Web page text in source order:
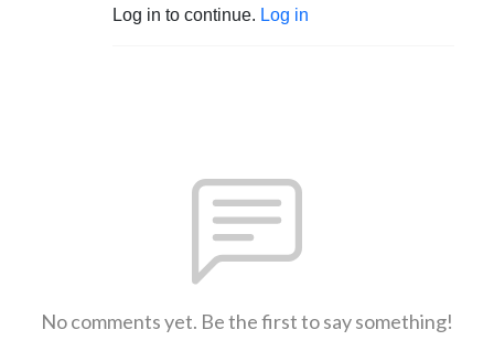
Log in to continue. Log in
No comments yet. Be the first to say something!